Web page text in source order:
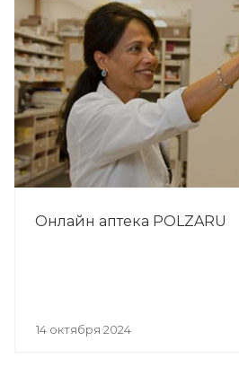
Онлайн аптека POLZARU
14 октября 2024